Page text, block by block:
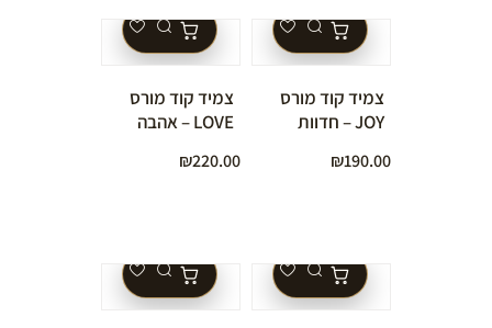
צמיד קוד מורס
JOY – חדוות
טבעיות**
₪190.00
צמיד קוד מורס
LOVE – אהבה
טבעיות**
₪220.00